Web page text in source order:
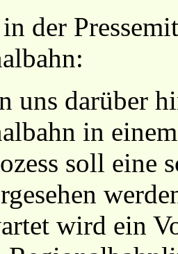
der
uns darüber
in
soll eine
wird ein